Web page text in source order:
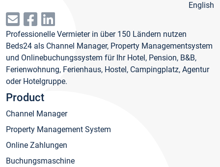
English
Professionelle Vermieter in über 150 Ländern nutzen
Beds24 als Channel Manager, Property Managementsystem
und Onlinebuchungssystem für Ihr Hotel, Pension, B&B,
Ferienwohnung, Ferienhaus, Hostel, Campingplatz, Agentur
oder Hotelgruppe.
Product
Channel Manager
Property Management System
Online Zahlungen
Buchungsmaschine